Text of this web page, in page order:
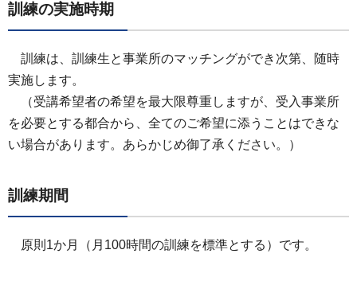
訓練の実施時期
訓練は、 訓練生と事業所のマッチングができ次第、随時
実施します。
（受講希望者の希望を最大限尊重しますが、受入事業所
を必要とする都合から、全てのご希望に添うことはできな
い場合があります。あらかじめ御了承ください。）
訓練期間
原則1か月（月100時間の訓練を標準とする）です。